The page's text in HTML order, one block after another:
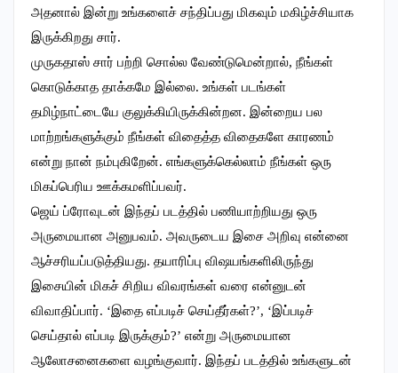
அதனால் இன்று உங்களைச் சந்திப்பது மிகவும் மகிழ்ச்சியாக
இருக்கிறது சார்.
முருகதாஸ் சார் பற்றி சொல்ல வேண்டுமென்றால், நீங்கள்
கொடுக்காத தாக்கமே இல்லை. உங்கள் படங்கள்
தமிழ்நாட்டையே குலுக்கியிருக்கின்றன. இன்றைய பல
மாற்றங்களுக்கும் நீங்கள் விதைத்த விதைகளே காரணம்
என்று நான் நம்புகிறேன். எங்களுக்கெல்லாம் நீங்கள் ஒரு
மிகப்பெரிய ஊக்கமளிப்பவர்.
ஜெய் ப்ரோவுடன் இந்தப் படத்தில் பணியாற்றியது ஒரு
அருமையான அனுபவம். அவருடைய இசை அறிவு என்னை
ஆச்சரியப்படுத்தியது. தயாரிப்பு விஷயங்களிலிருந்து
இசையின் மிகச் சிறிய விவரங்கள் வரை என்னுடன்
விவாதிப்பார். ‘இதை எப்படிச் செய்தீர்கள்?’, ‘இப்படிச்
செய்தால் எப்படி இருக்கும்?’ என்று அருமையான
ஆலோசனைகளை வழங்குவார். இந்தப் படத்தில் உங்களுடன்